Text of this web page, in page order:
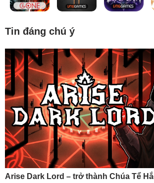
Tin đáng chú ý
Arise Dark Lord – trở thành Chúa Tể